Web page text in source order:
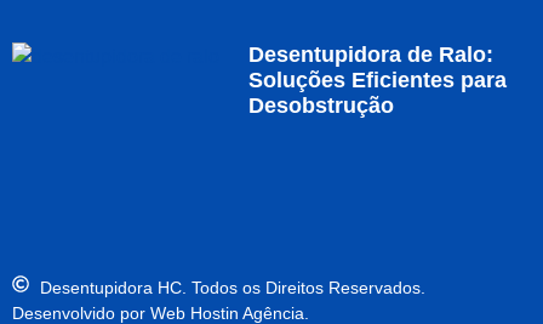
Desentupidora de Ralo:
Soluções Eficientes para
Desobstrução
Desentupidora HC. Todos os Direitos Reservados.
Desenvolvido por Web Hostin Agência.